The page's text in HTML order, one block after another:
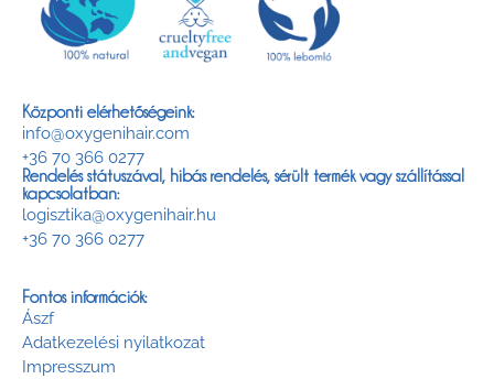
Központi elérhetőségeink:
info@oxygenihair.com
+36 70 366 0277
Rendelés státuszával, hibás rendelés, sérült termék vagy szállítással
kapcsolatban:
logisztika@oxygenihair.hu
+36 70 366 0277
Fontos információk:
Ászf
Adatkezelési nyilatkozat
Impresszum